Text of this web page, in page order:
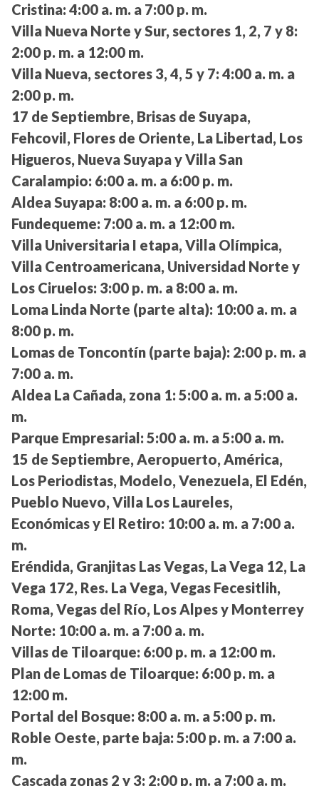
Cristina: 4:00 a. m. a 7:00 p. m.
Villa Nueva Norte y Sur, sectores 1, 2, 7 y 8:
2:00 p. m. a 12:00 m.
Villa Nueva, sectores 3, 4, 5 y 7: 4:00 a. m. a
2:00 p. m.
17 de Septiembre, Brisas de Suyapa,
Fehcovil, Flores de Oriente, La Libertad, Los
Higueros, Nueva Suyapa y Villa San
Caralampio: 6:00 a. m. a 6:00 p. m.
Aldea Suyapa: 8:00 a. m. a 6:00 p. m.
Fundequeme: 7:00 a. m. a 12:00 m.
Villa Universitaria I etapa, Villa Olímpica,
Villa Centroamericana, Universidad Norte y
Los Ciruelos: 3:00 p. m. a 8:00 a. m.
Loma Linda Norte (parte alta): 10:00 a. m. a
8:00 p. m.
Lomas de Toncontín (parte baja): 2:00 p. m. a
7:00 a. m.
Aldea La Cañada, zona 1: 5:00 a. m. a 5:00 a.
m.
Parque Empresarial: 5:00 a. m. a 5:00 a. m.
15 de Septiembre, Aeropuerto, América,
Los Periodistas, Modelo, Venezuela, El Edén,
Pueblo Nuevo, Villa Los Laureles,
Económicas y El Retiro: 10:00 a. m. a 7:00 a.
m.
Eréndida, Granjitas Las Vegas, La Vega 12, La
Vega 172, Res. La Vega, Vegas Fecesitlih,
Roma, Vegas del Río, Los Alpes y Monterrey
Norte: 10:00 a. m. a 7:00 a. m.
Villas de Tiloarque: 6:00 p. m. a 12:00 m.
Plan de Lomas de Tiloarque: 6:00 p. m. a
12:00 m.
Portal del Bosque: 8:00 a. m. a 5:00 p. m.
Roble Oeste, parte baja: 5:00 p. m. a 7:00 a.
m.
Cascada zonas 2 y 3: 2:00 p. m. a 7:00 a. m.